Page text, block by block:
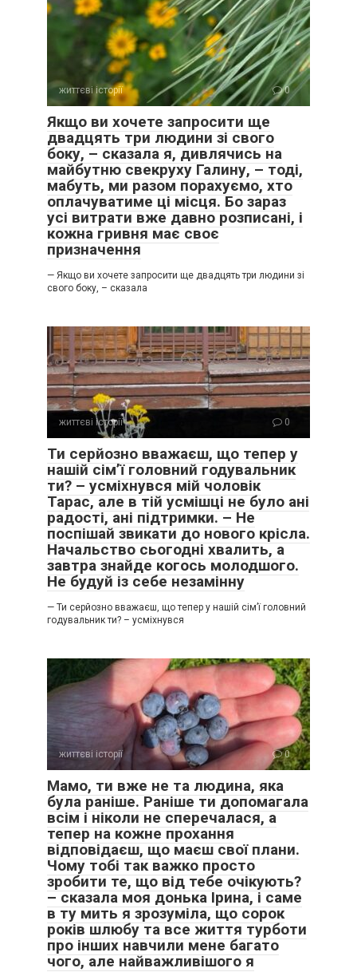
життєві історії 0
Якщо ви хочете запросити ще
двадцять три людини зі свого
боку, – сказала я, дивлячись на
майбутню свекруху Галину, – тоді,
мабуть, ми разом порахуємо, хто
оплачуватиме ці місця. Бо зараз
усі витрати вже давно розписані, і
кожна гривня має своє
призначення
— Якщо ви хочете запросити ще двадцять три людини зі
свого боку, – сказала
життєві історії 0
Ти серйозно вважаєш, що тепер у
нашій сім’ї головний годувальник
ти? – усміхнувся мій чоловік
Тарас, але в тій усмішці не було ані
радості, ані підтримки. – Не
поспішай звикати до нового крісла.
Начальство сьогодні хвалить, а
завтра знайде когось молодшого.
Не будуй із себе незамінну
— Ти серйозно вважаєш, що тепер у нашій сім’ї головний
годувальник ти? – усміхнувся
життєві історії 0
Мамо, ти вже не та людина, яка
була раніше. Раніше ти допомагала
всім і ніколи не сперечалася, а
тепер на кожне прохання
відповідаєш, що маєш свої плани.
Чому тобі так важко просто
зробити те, що від тебе очікують?
– сказала моя донька Ірина, і саме
в ту мить я зрозуміла, що сорок
років шлюбу та все життя турботи
про інших навчили мене багато
чого, але найважливішого я